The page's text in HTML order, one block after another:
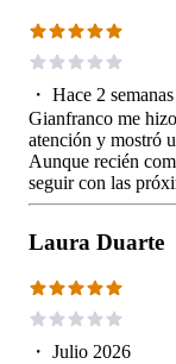
・ Hace 2 semanas
Gianfranco me
atención y mostró
Aunque recién
seguir con las
Laura Duarte
・ Julio 2026